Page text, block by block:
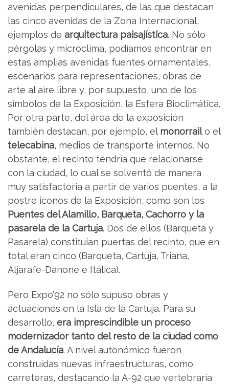
avenidas perpendiculares, de las que destacan
las cinco avenidas de la Zona Internacional,
ejemplos de arquitectura paisajística. No sólo
pérgolas y microclima, podíamos encontrar en
estas amplias avenidas fuentes ornamentales,
escenarios para representaciones, obras de
arte al aire libre y, por supuesto, uno de los
símbolos de la Exposición, la Esfera Bioclimática.
Por otra parte, del área de la exposición
también destacan, por ejemplo, el monorrailo el
telecabina, medios de transporte internos. No
obstante, el recinto tendría que relacionarse
con la ciudad, lo cual se solventó de manera
muy satisfactoria a partir de varios puentes, a la
postre iconos de la Exposición, como son los
Puentes del Alamillo, Barqueta, Cachorro y la
pasarela de la Cartuja. Dos de ellos (Barqueta y
Pasarela) constituían puertas del recinto, que en
total eran cinco (Barqueta, Cartuja, Triana,
Aljarafe-Danone e Itálica).
Pero Expo’92 no sólo supuso obras y
actuaciones en la Isla de la Cartuja. Para su
desarrollo, era imprescindible un proceso
modernizador tanto del resto de la ciudad como
de Andalucía. A nivel autonómico fueron
construidas nuevas infraestructuras, como
carreteras, destacando la A-92 que vertebraría